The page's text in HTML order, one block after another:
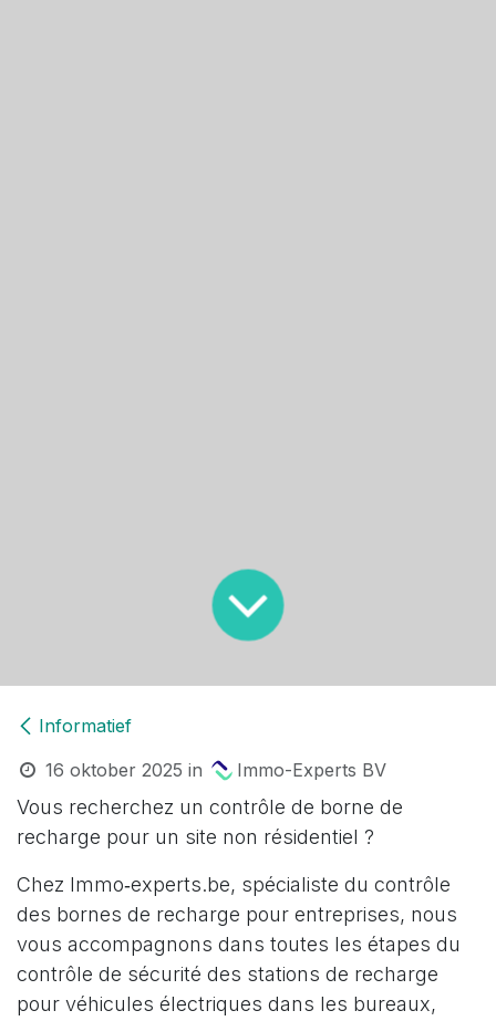
Informatief
16 oktober 2025 in Immo-Experts BV
Vous recherchez un contrôle de borne de
recharge pour un site non résidentiel ?
Chez Immo‑experts.be, spécialiste du contrôle
des bornes de recharge pour entreprises, nous
vous accompagnons dans toutes les étapes du
contrôle de sécurité des stations de recharge
pour véhicules électriques dans les bureaux,